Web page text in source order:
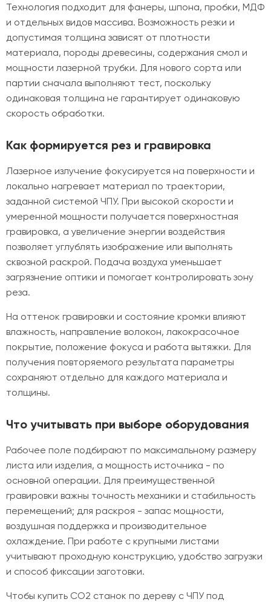
Технология подходит для фанеры, шпона, пробки, МДФ
и отдельных видов массива. Возможность резки и
допустимая толщина зависят от плотности
материала, породы древесины, содержания смол и
мощности лазерной трубки. Для нового сорта или
партии сначала выполняют тест, поскольку
одинаковая толщина не гарантирует одинаковую
скорость обработки.
Как формируется рез и гравировка
Лазерное излучение фокусируется на поверхности и
локально нагревает материал по траектории,
заданной системой ЧПУ. При высокой скорости и
умеренной мощности получается поверхностная
гравировка, а увеличение энергии воздействия
позволяет углублять изображение или выполнять
сквозной раскрой. Подача воздуха уменьшает
загрязнение оптики и помогает контролировать зону
реза.
На оттенок гравировки и состояние кромки влияют
влажность, направление волокон, лакокрасочное
покрытие, положение фокуса и работа вытяжки. Для
получения повторяемого результата параметры
сохраняют отдельно для каждого материала и
толщины.
Что учитывать при выборе оборудования
Рабочее поле подбирают по максимальному размеру
листа или изделия, а мощность источника - по
основной операции. Для преимущественной
гравировки важны точность механики и стабильность
перемещений; для раскроя - запас мощности,
воздушная поддержка и производительное
охлаждение. При работе с крупными листами
учитывают проходную конструкцию, удобство загрузки
и способ фиксации заготовки.
Чтобы купить CO2 станок по дереву с ЧПУ под